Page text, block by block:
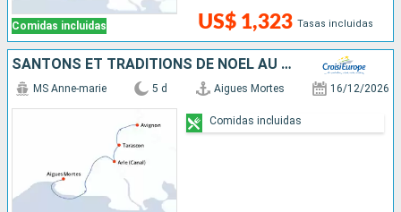
Comidas incluidas US$ 1,323 Tasas incluidas
SANTONS ET TRADITIONS DE NOËL AU FIL DES CANAUX DE PROVENCE SUR LES PAS DES FORTERESSES ET VILLAGES AUTHENTIQUES
MS Anne-marie 5 d Aigues Mortes 16/12/2026
Comidas incluidas